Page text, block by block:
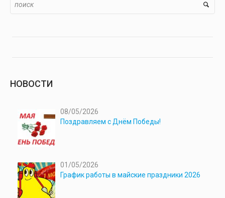
НОВОСТИ
08/05/2026
Поздравляем с Днём Победы!
01/05/2026
График работы в майские праздники 2026